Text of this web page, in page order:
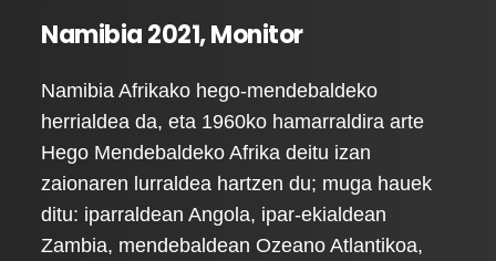
Namibia 2021, Monitor
Namibia Afrikako hego-mendebaldeko
herrialdea da, eta 1960ko hamarraldira arte
Hego Mendebaldeko Afrika deitu izan
zaionaren lurraldea hartzen du; muga hauek
ditu: iparraldean Angola, ipar-ekialdean
Zambia, mendebaldean Ozeano Atlantikoa,